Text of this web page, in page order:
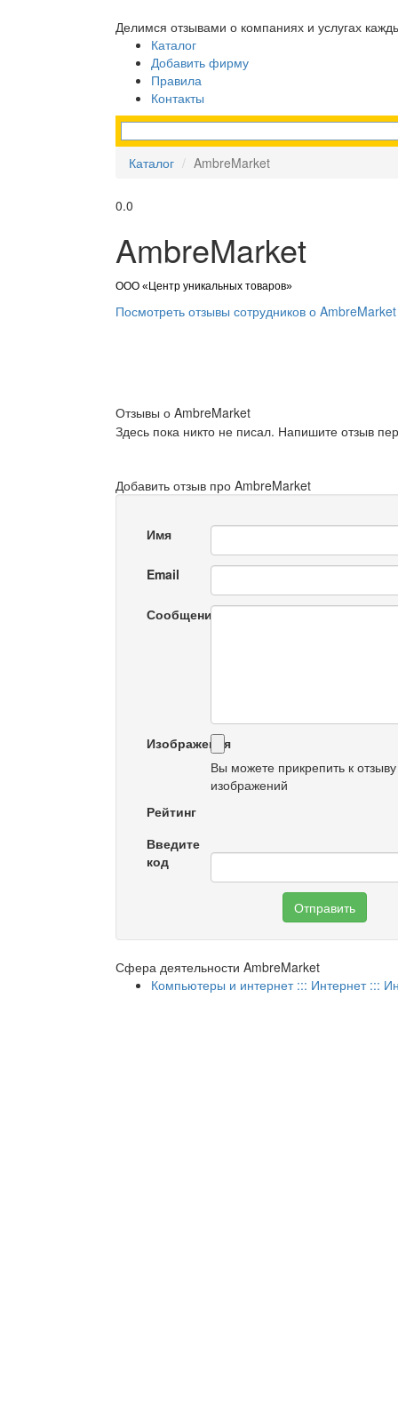
Делимся отзывами о компаниях и услугах
Каталог
Добавить фирму
Правила
Контакты
Каталог AmbreMarket
0.0
AmbreMarket
ООО «Центр уникальных товаров»
Посмотреть отзывы сотрудников о AmbreMarket
Отзывы о AmbreMarket
Здесь пока никто не писал. Напишите отзыв
Добавить отзыв про AmbreMarket
Имя
Email
Сообщение
Изображения
Вы можете прикрепить к
изображений
Рейтинг
Введите
код
Отправить
Сфера деятельности AmbreMarket
Компьютеры и интернет ::: Интернет :::